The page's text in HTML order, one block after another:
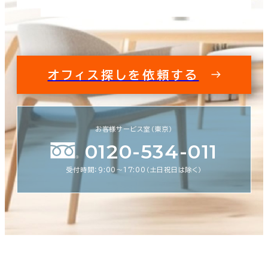
オフィス探しを依頼する
お客様サービス室（東京）
0120-534-011
受付時間：9:00〜17:00（土日祝日は除く）